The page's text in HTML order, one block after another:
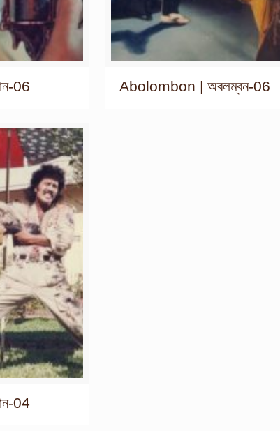
06 Abolombon | অবলম্বন-06
04